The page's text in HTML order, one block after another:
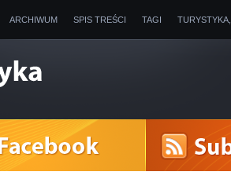
ARCHIWUM SPIS TREŚCI TAGI